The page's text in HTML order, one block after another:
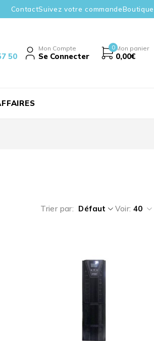
ContactSuivez votre commandeBoutique
50
Mon Compte
Se Connecter
0 Mon panier
0,00€
Trier par Défaut Voir: 40